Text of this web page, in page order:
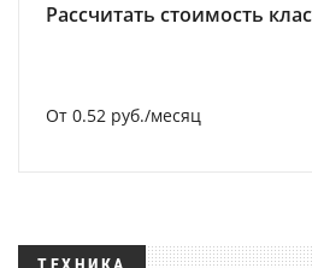
Рассчитать стоимость
От 0.52 руб./месяц